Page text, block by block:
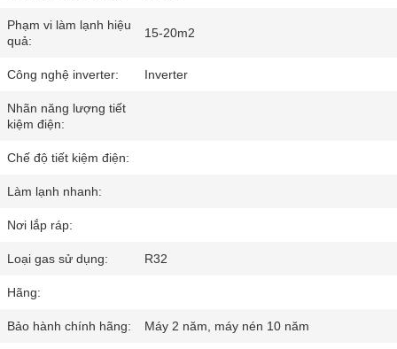
Phạm vi làm lạnh hiệu
quả:
15-20m2
Công nghệ inverter: Inverter
Nhãn năng lượng tiết
kiệm điện:
Chế độ tiết kiệm điện:
Làm lạnh nhanh:
Nơi lắp ráp:
Loại gas sử dụng: R32
Hãng:
Bảo hành chính hãng: Máy 2 năm, máy nén 10 năm